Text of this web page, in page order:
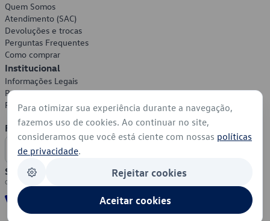
Quem Somos
Atendimento (SAC)
Devoluções e trocas
Perguntas Frequentes
Como comprar
Institucional
Informações Legais
Política de Privacidade
Política de Cookies
Formas de Pagamento
Segurança
Para otimizar sua experiência durante a navegação,
fazemos uso de cookies. Ao continuar no site,
consideramos que você está ciente com nossas políticas
de privacidade.
Rejeitar cookies
Aceitar cookies